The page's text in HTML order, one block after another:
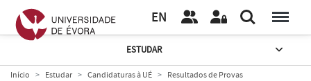
EN
ESTUDAR
Início Estudar Candidaturas à UÉ
Resultados de Provas